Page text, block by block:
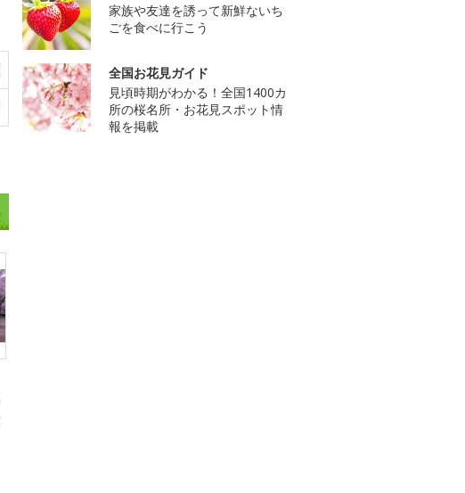
家族や友達を誘って新鮮ないち
ごを食べに行こう
全国お花見ガイド
見頃時期がわかる！全国1400カ
所の桜名所・お花見スポット情
報を掲載